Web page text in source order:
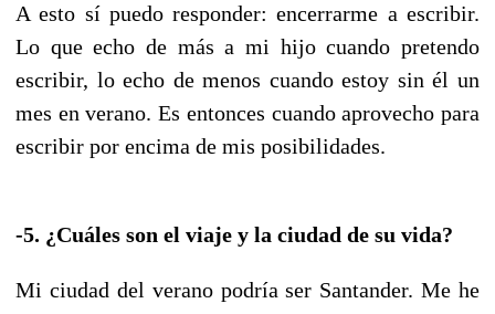
A esto sí puedo responder: encerrarme a escribir.
Lo que echo de más a mi hijo cuando pretendo
escribir, lo echo de menos cuando estoy sin él un
mes en verano. Es entonces cuando aprovecho para
escribir por encima de mis posibilidades.
-5. ¿Cuáles son el viaje y la ciudad de su vida?
Mi ciudad del verano podría ser Santander. Me he